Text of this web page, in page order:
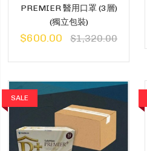
PREMIER 醫用口罩 (3層)
(獨立包裝)
$600.00 $1,320.00
SALE